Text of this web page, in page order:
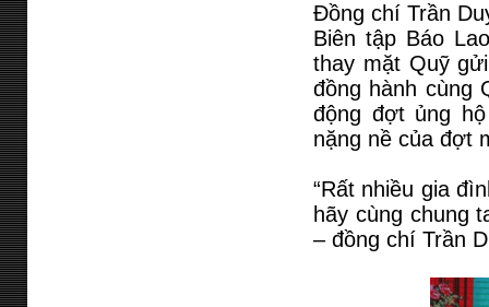
Đồng chí Trần
Biên tập Báo
thay mặt Quỹ
đồng hành cùng
động đợt ủng
nặng nề của đợt
“Rất nhiều gia
hãy cùng chung
– đồng chí Trần